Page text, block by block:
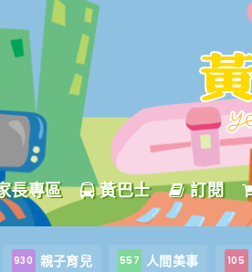
長專區 黃巴士 訂閱
930 親子育兒 557 人間美事 105